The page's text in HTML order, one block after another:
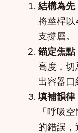
結構為先
將莖桿
支撐層。
錨定焦點
高度，切
出容器口
填補韻律
「呼吸
的錯誤